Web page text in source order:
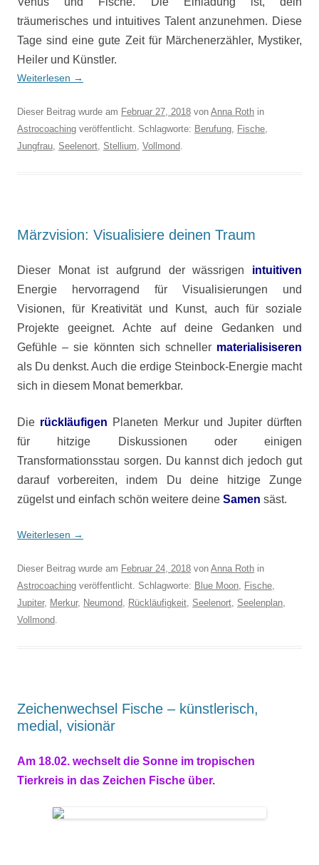
träumerisches und intuitives Talent anzunehmen. Diese
Tage sind eine gute Zeit für Märchenerzähler, Mystiker,
Heiler und Künstler.
Weiterlesen →
Dieser Beitrag wurde am Februar 27, 2018 von Anna Roth in
Astrocoaching veröffentlicht. Schlagworte: Berufung, Fische,
Jungfrau, Seelenort, Stellium, Vollmond.
Märzvision: Visualisiere deinen Traum
Dieser Monat ist aufgrund der wässrigen intuitiven
Energie hervorragend für Visualisierungen und
Visionen, für Kreativität und Kunst, auch für soziale
Projekte geeignet. Achte auf deine Gedanken und
Gefühle – sie könnten sich schneller materialisiseren
als Du denkst. Auch die erdige Steinbock-Energie macht
sich in diesem Monat bemerkbar.
Die rückläufigen Planeten Merkur und Jupiter dürften
für hitzige Diskussionen oder einigen
Transformationsstau sorgen. Du kannst dich jedoch gut
darauf vorbereiten, indem Du deine hitzige Zunge
zügelst und einfach schön weitere deine Samen säst.
Weiterlesen →
Dieser Beitrag wurde am Februar 24, 2018 von Anna Roth in
Astrocoaching veröffentlicht. Schlagworte: Blue Moon, Fische,
Jupiter, Merkur, Neumond, Rückläufigkeit, Seelenort, Seelenplan,
Vollmond.
Zeichenwechsel Fische – künstlerisch,
medial, visionär
Am 18.02. wechselt die Sonne im tropischen
Tierkreis in das Zeichen Fische über.